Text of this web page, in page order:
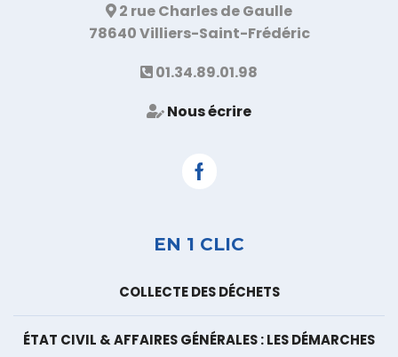
2 rue Charles de Gaulle
78640 Villiers-Saint-Frédéric
01.34.89.01.98
Nous écrire
Facebook
EN 1 CLIC
COLLECTE DES DÉCHETS
ÉTAT CIVIL & AFFAIRES GÉNÉRALES : LES DÉMARCHES